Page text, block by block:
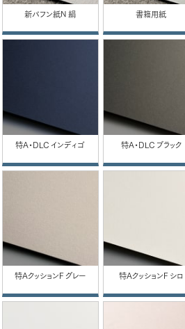
新バフン紙N 絹 書籍用紙
特A・DLC インディゴ 特A・DLC ブラック
特AクッションF グレー 特AクッションF シロ